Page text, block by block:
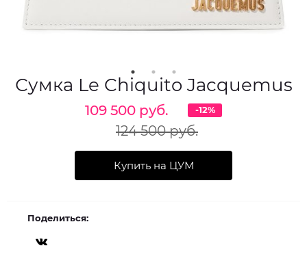
Сумка Le Chiquito Jacquemus
109 500 руб.
124 500 руб.
-12%
Купить на ЦУМ
Поделиться: